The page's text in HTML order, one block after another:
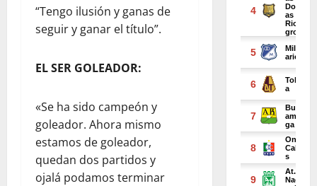
“Tengo ilusión y ganas de
seguir y ganar el título”.
EL SER GOLEADOR:
«Se ha sido campeón y
goleador. Ahora mismo
estamos de goleador,
quedan dos partidos y
ojalá podamos terminar